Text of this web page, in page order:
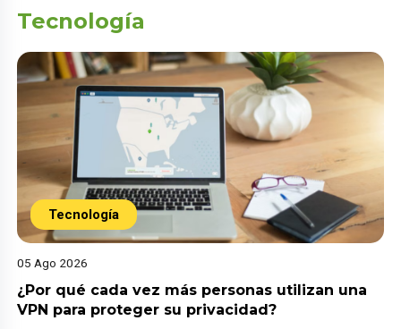
Tecnología
Tecnología
05 Ago 2026
¿Por qué cada vez más personas utilizan una
VPN para proteger su privacidad?